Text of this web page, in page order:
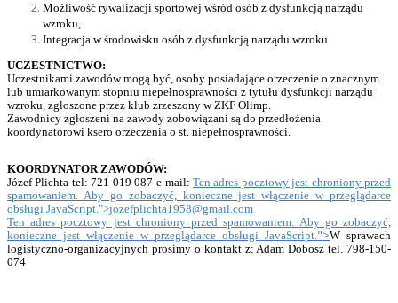
Możliwość rywalizacji sportowej wśród osób z dysfunkcją narządu
wzroku,
Integracja w środowisku osób z dysfunkcją narządu wzroku
UCZESTNICTWO:
Uczestnikami zawodów mogą być, osoby posiadające orzeczenie o znacznym
lub umiarkowanym stopniu niepełnosprawności z tytułu dysfunkcji narządu
wzroku, zgłoszone przez klub zrzeszony w ZKF Olimp.
Zawodnicy zgłoszeni na zawody zobowiązani są do przedłożenia
koordynatorowi ksero orzeczenia o st. niepełnosprawności.
KOORDYNATORZAWODÓW:
Józef Plichta tel: 721 019 087 e-mail: Ten adres pocztowy jest chroniony przed
spamowaniem. Aby go zobaczyć, konieczne jest włączenie w przeglądarce
obsługi JavaScript.">jozefplichta1958@gmail.com
Ten adres pocztowy jest chroniony przed spamowaniem. Aby go zobaczyć,
konieczne jest włączenie w przeglądarce obsługi JavaScript.">W sprawach
logistyczno-organizacyjnych prosimy o kontakt z: Adam Dobosz tel. 798-150-
074